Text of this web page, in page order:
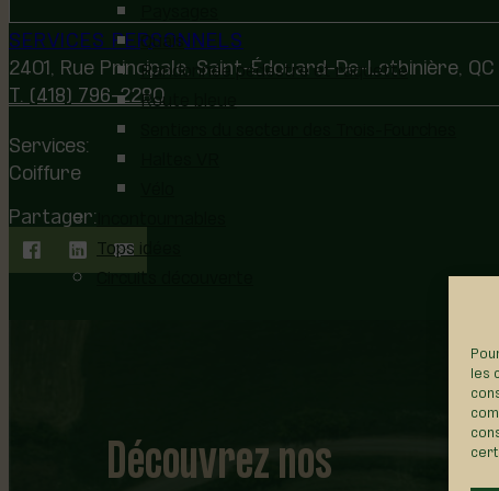
les
Quais
Randonnée pédestre et raquette
Route bleue
Tops idées
Circuits découverte
SERVICES PERSONNELS
2401, Rue Principale, Saint-Édouard-De-Lotbinière, QC
T. (418) 796-2280
Services:
Coiffure
Partager:
Découvrez nos